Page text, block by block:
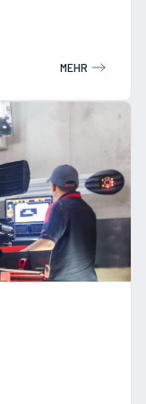
MEHR